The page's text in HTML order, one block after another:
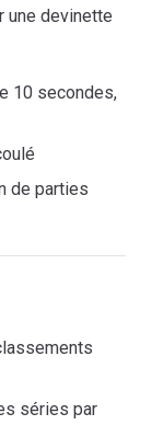
une devinette
10 secondes,
de parties
séries par